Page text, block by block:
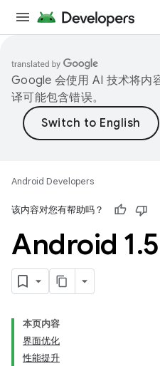
Google 会使用 AI 技术将内
译可能包含错误。
Android Developers
该内容对您有帮助吗？
Android 1.
本页内容
界面优化
性能提升